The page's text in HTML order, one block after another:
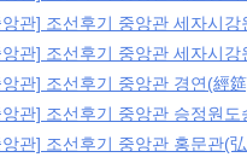
앙관] 조선후기 중앙관 세자시
앙관] 조선후기 중앙관 세자시
앙관] 조선후기 중앙관 경연(經
앙관] 조선후기 중앙관 승정원
앙관] 조선후기 중앙관 홍문관(